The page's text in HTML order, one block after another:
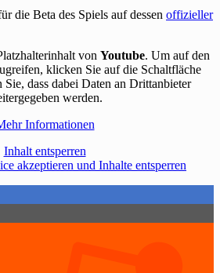
die Beta des Spiels auf dessen offizieller
von Youtube. Um auf den
klicken Sie auf die Schaltfläche
Sie, dass dabei Daten an Drittanbieter
werden.
Informationen
Inhalt entsperren
akzeptieren und Inhalte entsperren